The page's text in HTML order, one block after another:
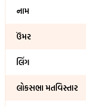
નામ
ઉંમર
લિંગ
લોકસભા મતવિસ્તાર